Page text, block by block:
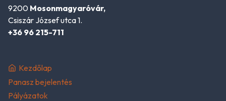
9200 Mosonmagyaróvár,
Csiszár József utca 1.
+36 96 215-711
Kezdőlap
Panasz bejelentés
Pályázatok